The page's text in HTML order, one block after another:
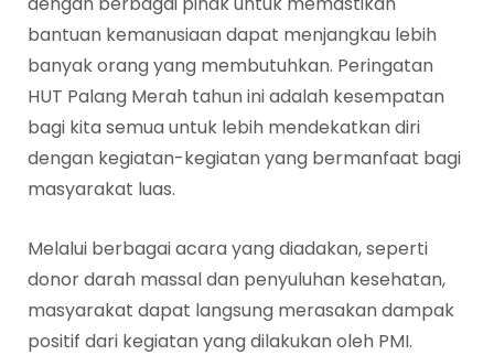
bantuan kemanusiaan dapat menjangkau lebih
banyak orang yang membutuhkan. Peringatan
HUT Palang Merah tahun ini adalah kesempatan
bagi kita semua untuk lebih mendekatkan diri
dengan kegiatan-kegiatan yang bermanfaat bagi
masyarakat luas.
Melalui berbagai acara yang diadakan, seperti
donor darah massal dan penyuluhan kesehatan,
masyarakat dapat langsung merasakan dampak
positif dari kegiatan yang dilakukan oleh PMI.